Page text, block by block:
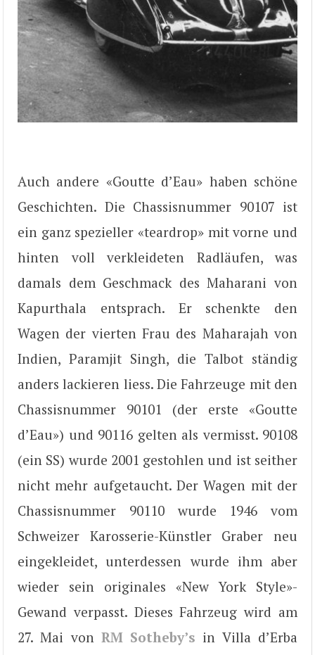
Auch andere «Goutte d’Eau» haben schöne
Geschichten. Die Chassisnummer 90107 ist
ein ganz spezieller «teardrop» mit vorne und
hinten voll verkleideten Radläufen, was
damals dem Geschmack des Maharani von
Kapurthala entsprach. Er schenkte den
Wagen der vierten Frau des Maharajah von
Indien, Paramjit Singh, die Talbot ständig
anders lackieren liess. Die Fahrzeuge mit den
Chassisnummer 90101 (der erste «Goutte
d’Eau») und 90116 gelten als vermisst. 90108
(ein SS) wurde 2001 gestohlen und ist seither
nicht mehr aufgetaucht. Der Wagen mit der
Chassisnummer 90110 wurde 1946 vom
Schweizer Karosserie-Künstler Graber neu
eingekleidet, unterdessen wurde ihm aber
wieder sein originales «New York Style»-
Gewand verpasst. Dieses Fahrzeug wird am
27. Mai von RM Sotheby’s in Villa d’Erba